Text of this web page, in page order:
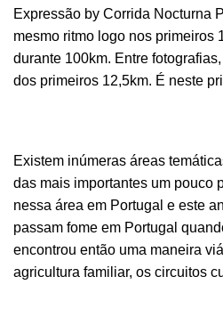
Expressão by Corrida Nocturna
mesmo ritmo logo nos primeiros
durante 100km. Entre
dos primeiros 12,5km. É neste
Existem inúmeras áreas
das mais importantes um pouco
nessa área em Portugal e este
passam fome em Portugal
encontrou então uma maneira
agricultura familiar, os circuitos